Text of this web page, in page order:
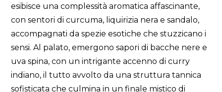
esibisce una complessità aromatica affascinante,
con sentori di curcuma, liquirizia nera e sandalo,
accompagnati da spezie esotiche che stuzzicano i
sensi. Al palato, emergono sapori di bacche nere e
uva spina, con un intrigante accenno di curry
indiano, il tutto avvolto da una struttura tannica
sofisticata che culmina in un finale mistico di